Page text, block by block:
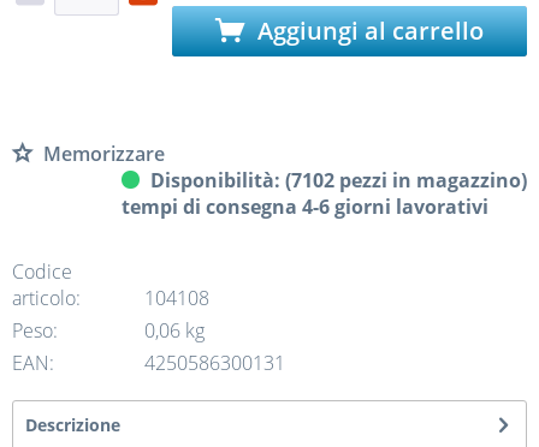
Aggiungi al carrello
Memorizzare
Disponibilità: (7102 pezzi in magazzino)
tempi di consegna 4-6 giorni lavorativi
Codice
articolo:
104108
Peso:
0,06 kg
EAN:
4250586300131
Descrizione